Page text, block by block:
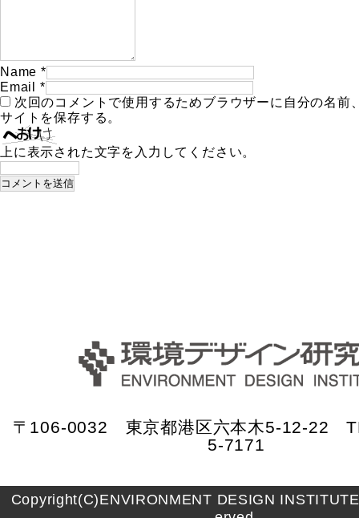
Name *
Email
*
次回のコメントで使用するためブラウザーに自分の名前
サイトを保存する。
上に表示された文字を入力してください。
〒106-0032 東京都港区六本木5-12-22
5-7171
Copyright(C)ENVIRONMENT DESIGN